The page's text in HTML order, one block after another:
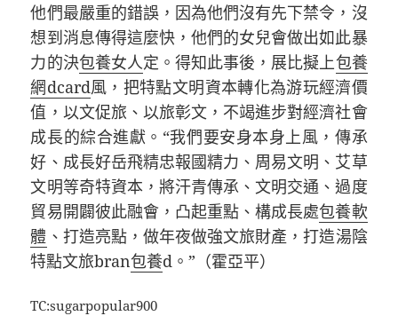
他們最嚴重的錯誤，因為他們沒有先下禁令，沒
想到消息傳得這麼快，他們的女兒會做出如此暴
力的決包養女人定。得知此事後，展比擬上包養
網dcard風，把特點文明資本轉化為游玩經濟價
值，以文促旅、以旅彰文，不竭進步對經濟社會
成長的綜合進獻。“我們要安身本身上風，傳承
好、成長好岳飛精忠報國精力、周易文明、艾草
文明等奇特資本，將汗青傳承、文明交通、過度
貿易開闢彼此融會，凸起重點、構成長處包養軟
體 、打造亮點，做年夜做強文旅財產，打造湯陰
特點文旅bran包養d。”（霍亞平）
TC:sugarpopular900